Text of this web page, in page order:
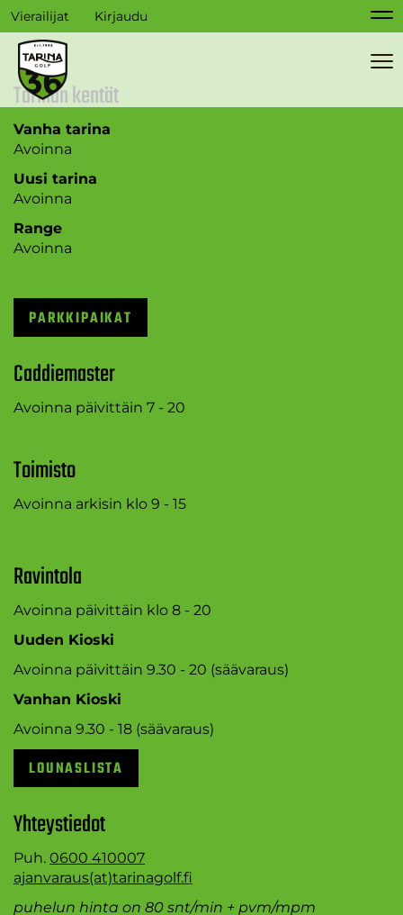
Vierailijat Kirjaudu
YKSI PALLO, TUHAT
TARINAA.
OSTA VUODEN HELPOIN HOLARI
Tarinan kentät
Vanha tarina
Avoinna
Uusi tarina
Avoinna
Range
Avoinna
PARKKIPAIKAT
Caddiemaster
Avoinna päivittäin 7 - 20
Toimisto
Avoinna arkisin klo 9 - 15
Ravintola
Avoinna päivittäin klo 8 - 20
Uuden Kioski
Avoinna päivittäin 9.30 - 20 (säävaraus)
Vanhan Kioski
Avoinna 9.30 - 18 (säävaraus)
LOUNASLISTA
Yhteystiedot
Puh. 0600 410007
ajanvaraus(at)tarinagolf.fi
puhelun hinta on 80 snt/min + pvm/mpm